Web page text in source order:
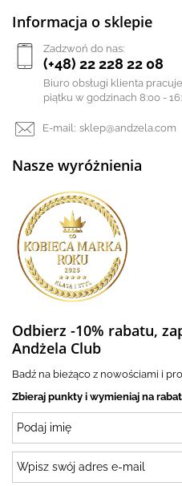
Informacja o sklepie
Zadzwoń do nas:
(+48) 22 228 22 08
Biuro obsługi klienta
piątku w godzinach 8:00 -
E-mail: sklep@andzela.com
Nasze wyróżnienia
Odbierz -10% rabatu,
Andżela Club
Badź na bieżąco z nowościami i
Zbieraj punkty i wymieniaj na